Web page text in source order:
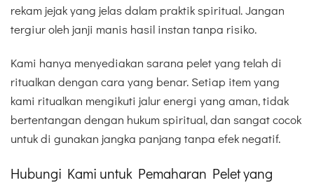
rekam jejak yang jelas dalam praktik spiritual. Jangan
tergiur oleh janji manis hasil instan tanpa risiko.
Kami hanya menyediakan sarana pelet yang telah di
ritualkan dengan cara yang benar. Setiap item yang
kami ritualkan mengikuti jalur energi yang aman, tidak
bertentangan dengan hukum spiritual, dan sangat cocok
untuk di gunakan jangka panjang tanpa efek negatif.
Hubungi Kami untuk Pemaharan Pelet yang